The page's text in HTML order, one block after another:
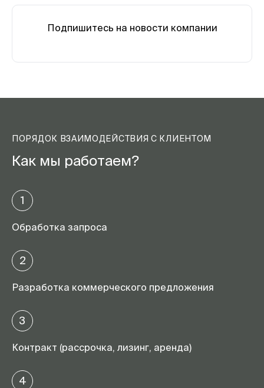
Подпишитесь на новости компании
ПОРЯДОК ВЗАИМОДЕЙСТВИЯ С КЛИЕНТОМ
Как мы работаем?
1
Обработка запроса
2
Разработка коммерческого предложения
3
Контракт (рассрочка, лизинг, аренда)
4